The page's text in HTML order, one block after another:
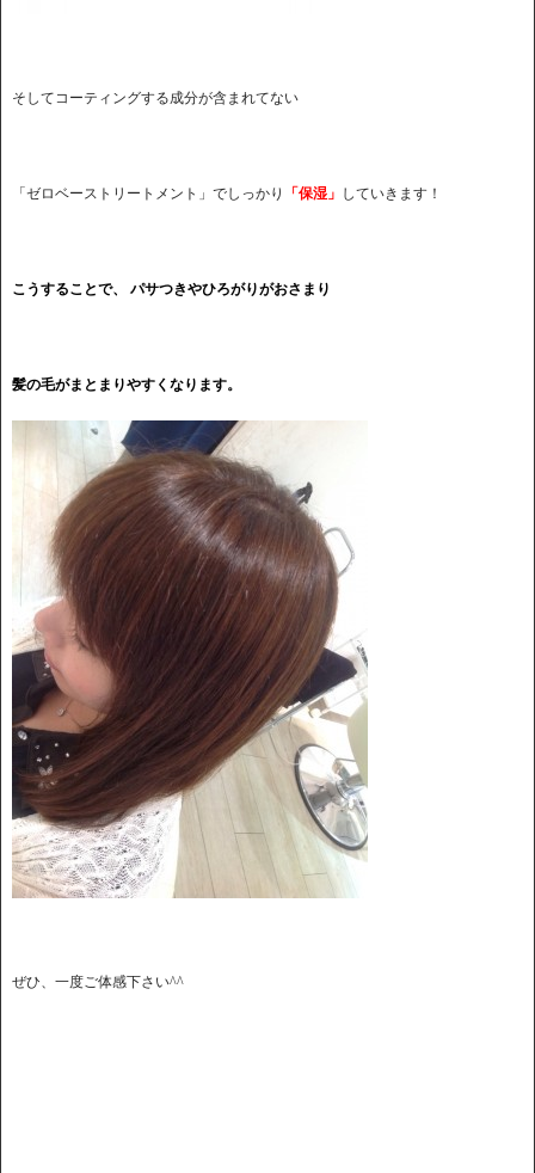
そしてコーティングする成分が含まれてない
「ゼロベーストリートメント」でしっかり 「保湿」 していきます！
こうすることで、 パサつきやひろがりがおさまり
髪の毛がまとまりやすくなります。
ぜひ、一度ご体感下さい^^